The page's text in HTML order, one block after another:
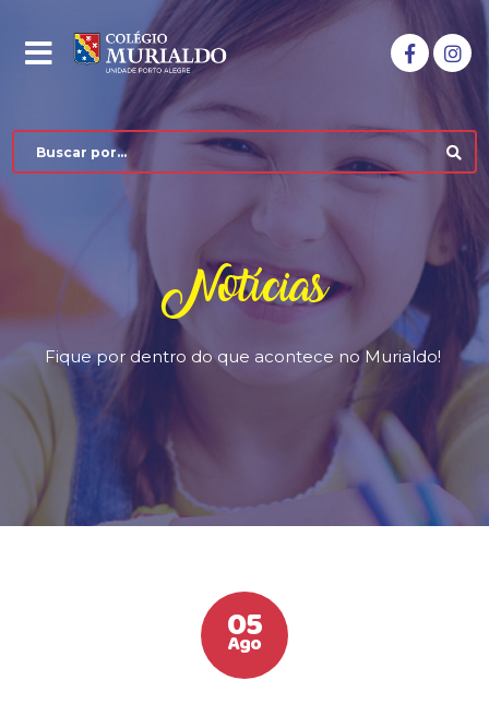
COLÉGIO MURIALDO
BIBLIOTECA
PROGRAMA BILÍNGUE
LISTA DE MATERIAIS
Notícias
Fique por dentro do que acontece no Murialdo!
05
Ago